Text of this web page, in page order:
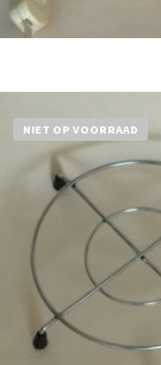
NIET OP VOORRAAD